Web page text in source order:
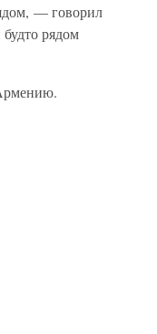
— говорил
рядом